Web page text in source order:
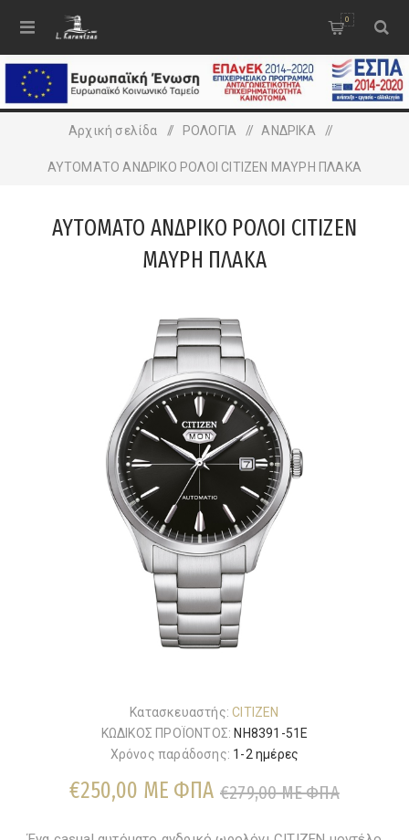
0
Αρχική σελίδα / ΡΟΛΟΓΙΑ / ΑΝΔΡΙΚA /
ΑΥΤΟΜΑΤΟ ΑΝΔΡΙΚΟ ΡΟΛΟΙ CITIZEN ΜΑΥΡΗ ΠΛΑΚΑ
ΑΥΤΟΜΑΤΟ ΑΝΔΡΙΚΟ ΡΟΛΟΙ CITIZEN
ΜΑΥΡΗ ΠΛΑΚΑ
Κατασκευαστής: CITIZEN
ΚΩΔΙΚΟΣ ΠΡΟΪΟΝΤΟΣ: NH8391-51E
Χρόνος παράδοσης: 1-2 ημέρες
€250,00 ΜΕ ΦΠΑ €279,00 ΜΕ ΦΠΑ